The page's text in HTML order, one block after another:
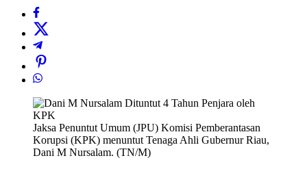
Jaksa Penuntut Umum (JPU) Komisi Pemberantasan
Korupsi (KPK) menuntut Tenaga Ahli Gubernur Riau,
Dani M Nursalam. (TN/M)